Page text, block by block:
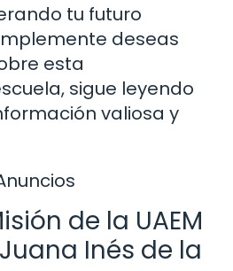
tu futuro
deseas
esta
sigue leyendo
valiosa y
de la UAEM
Inés de la